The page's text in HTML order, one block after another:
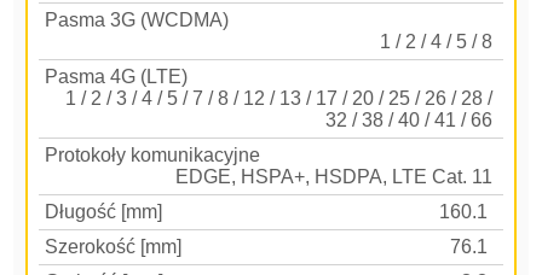
Pasma 3G (WCDMA)
1 / 2 / 4 / 5 / 8
Pasma 4G (LTE)
1 / 2 / 3 / 4 / 5 / 7 / 8 / 12 / 13 / 17 / 20 / 25 / 26 / 28 /
32 / 38 / 40 / 41 / 66
Protokoły komunikacyjne
EDGE, HSPA+, HSDPA, LTE Cat. 11
Długość [mm]
160.1
Szerokość [mm]
76.1